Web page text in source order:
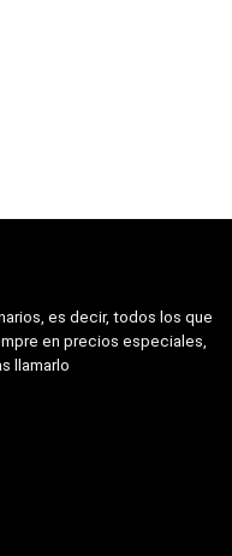
es decir, todos los que
en precios especiales,
llamarlo